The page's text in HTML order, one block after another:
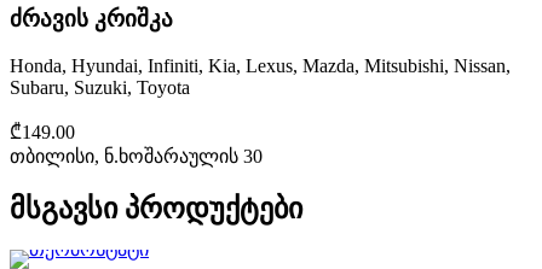
ძრავის კრიშკა
Honda, Hyundai, Infiniti, Kia, Lexus, Mazda, Mitsubishi, Nissan,
Subaru, Suzuki, Toyota
₾149.00
თბილისი, ნ.ხოშარაულის 30
მსგავსი პროდუქტები